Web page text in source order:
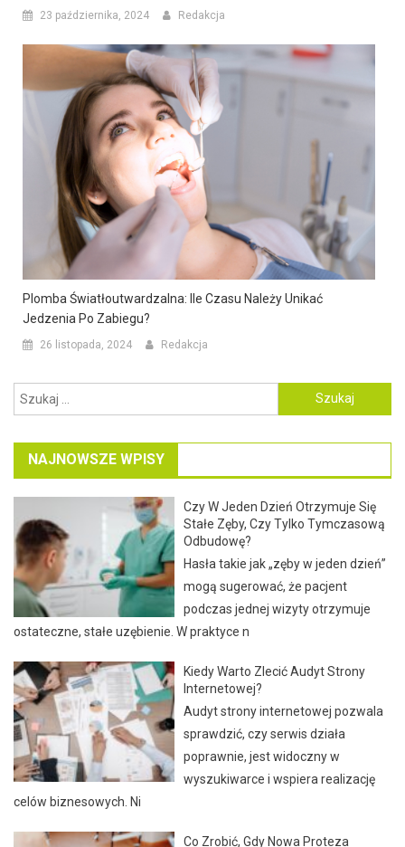
23 października, 2024 Redakcja
Plomba Światłoutwardzalna: Ile Czasu Należy Unikać
Jedzenia Po Zabiegu?
26 listopada, 2024 Redakcja
Szukaj:
NAJNOWSZE WPISY
Czy W Jeden Dzień Otrzymuje Się
Stałe Zęby, Czy Tylko Tymczasową
Odbudowę?
Hasła takie jak „zęby w jeden dzień”
mogą sugerować, że pacjent
podczas jednej wizyty otrzymuje
ostateczne, stałe uzębienie. W praktyce n
Kiedy Warto Zlecić Audyt Strony
Internetowej?
Audyt strony internetowej pozwala
sprawdzić, czy serwis działa
poprawnie, jest widoczny w
wyszukiwarce i wspiera realizację
celów biznesowych. Ni
Co Zrobić, Gdy Nowa Proteza